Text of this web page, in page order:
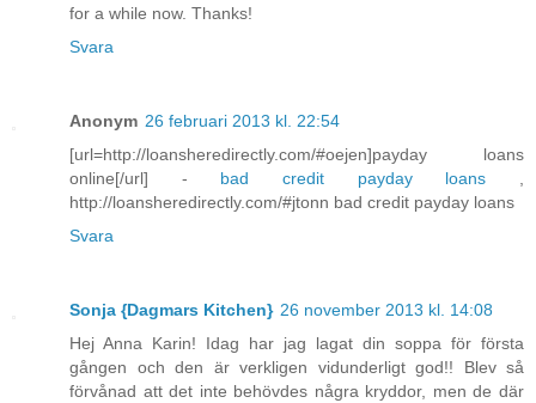
for a while now. Thanks!
Svara
Anonym 26 februari 2013 kl. 22:54
[url=http://loansheredirectly.com/#oejen]payday loans
online[/url] - bad credit payday loans
http://loansheredirectly.com/#jtonn bad credit payday loans
Svara
Sonja {Dagmars Kitchen} 26 november 2013 kl. 14:08
Hej Anna Karin! Idag har jag lagat din soppa för första
gången och den är verkligen vidunderligt god!! Blev så
förvånad att det inte behövdes några kryddor, men de där